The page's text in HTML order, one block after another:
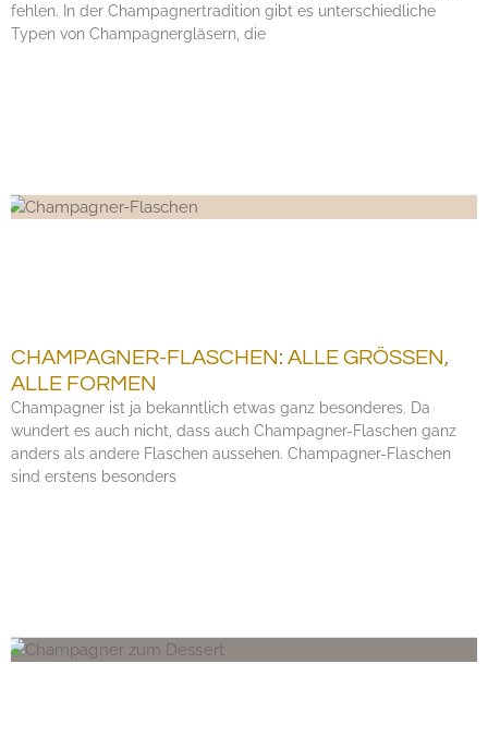
fehlen. In der Champagnertradition gibt es unterschiedliche
Typen von Champagnergläsern, die
CHAMPAGNER-FLASCHEN: ALLE GRÖSSEN,
ALLE FORMEN
Champagner ist ja bekanntlich etwas ganz besonderes. Da
wundert es auch nicht, dass auch Champagner-Flaschen ganz
anders als andere Flaschen aussehen. Champagner-Flaschen
sind erstens besonders